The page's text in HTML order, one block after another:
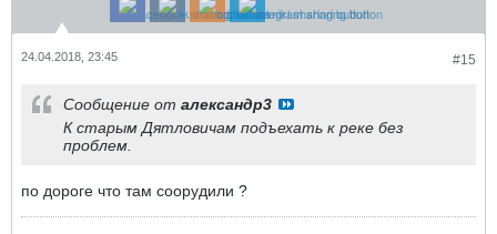
#15
24.04.2018, 23:45
Сообщение от александр3
К старым Дятловичам подъехать к реке без
проблем.
по дороге что там соорудили ?